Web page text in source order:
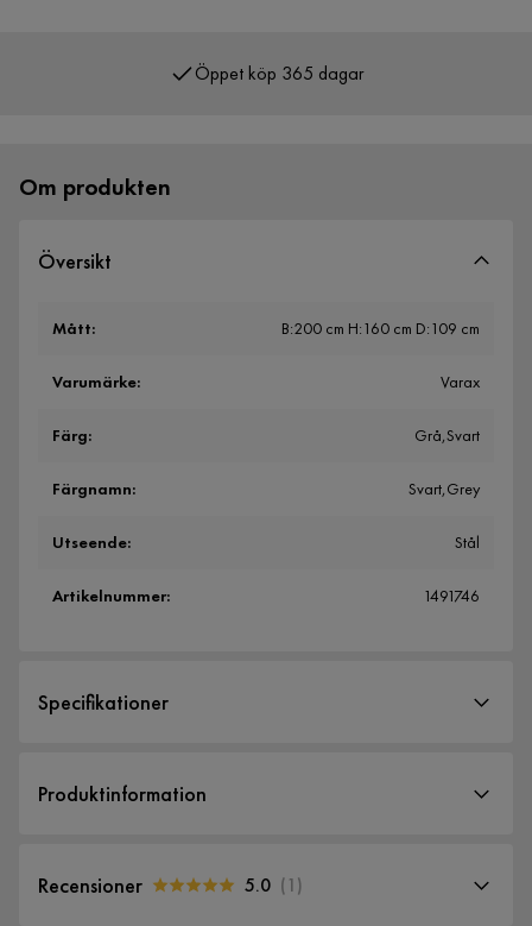
Över 400 000 nöjda kunder
Om produkten
Översikt
Mått: B:200 cm H:160 cm D:109 cm
Varumärke: Varax
Färg: Grå,Svart
Färgnamn: Svart,Grey
Utseende: Stål
Artikelnummer: 1491746
Specifikationer
Storlek
Produktinformation
Recensioner 5.0 (1)